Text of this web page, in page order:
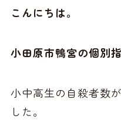
こんにちは。
小田原市鴨宮の個別
小中高生の自殺者数
した。